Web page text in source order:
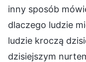
inny sposób
dlaczego ludzie
ludzie kroczą
dzisiejszym